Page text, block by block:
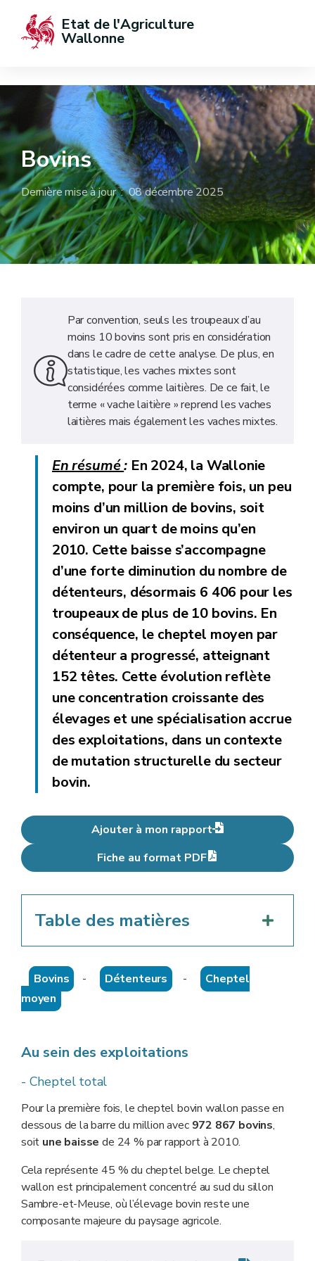
Etat de l'Agriculture
Wallonne
Bovins
Dernière mise à jour : 08 décembre 2025
Par convention, seuls les troupeaux d’au
moins 10 bovins sont pris en considération
dans le cadre de cette analyse. De plus, en
statistique, les vaches mixtes sont
considérées comme laitières. De ce fait, le
terme « vache laitière » reprend les vaches
laitières mais également les vaches mixtes.
En résumé: En 2024, la Wallonie
compte, pour la première fois, un peu
moins d’un million de bovins, soit
environ un quart de moins qu’en
2010. Cette baisse s’accompagne
d’une forte diminution du nombre de
détenteurs, désormais 6 406 pour les
troupeaux de plus de 10 bovins. En
conséquence, le cheptel moyen par
détenteur a progressé, atteignant
152 têtes. Cette évolution reflète
uneconcentration croissante des
élevages et unespécialisation accrue
des exploitations, dans un contexte
de mutation structurelle du secteur
bovin.
Ajouter à mon rapport
Fiche au format PDF
Table des matières
Bovins - Détenteurs -
Cheptel
moyen
Au sein des exploitations
- Cheptel total
Pour la première fois, le cheptel bovin wallon passe en
dessous de la barre du million avec 972 867 bovins,
soit une baisse de 24 % par rapport à 2010.
Cela représente 45 % du cheptel belge. Le cheptel
wallon est principalement concentré au sud du sillon
Sambre-et-Meuse, où l’élevage bovin reste une
composante majeure du paysage agricole.